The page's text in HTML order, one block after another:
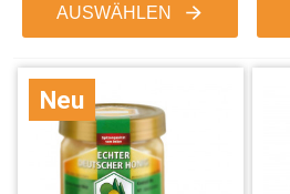
AUSWÄHLEN
Neu